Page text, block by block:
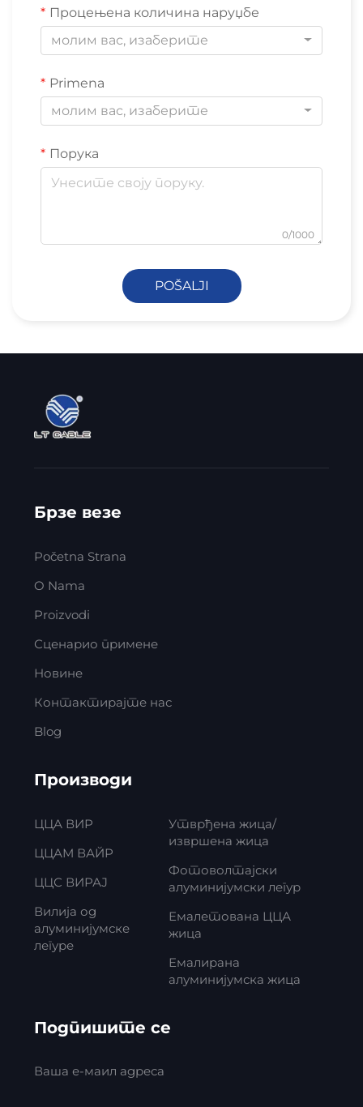
Процењена количина наруџбе
молим вас, изаберите
Primena
молим вас, изаберите
Порука
0/1000
POŠALJI
Брзе везе
Početna Strana
O Nama
Proizvodi
Сценарио примене
Новине
Контактирајте нас
Blog
Производи
ЦЦА ВИР
ЦЦАМ ВАЙР
ЦЦС ВИРАЈ
Вилија од
алуминијумске
легуре
Утврђена жица/
извршена жица
Фотоволтајски
алуминијумски легур
Емалетована ЦЦА
жица
Емалирана
алуминијумска жица
Подпишите се
Ваша е-маил адреса